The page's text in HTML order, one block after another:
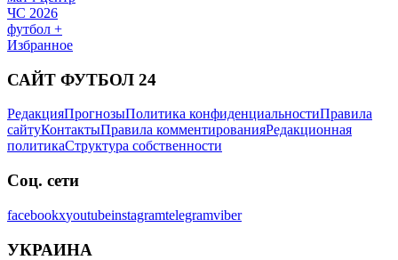
ЧС 2026
футбол +
Избранное
САЙТ ФУТБОЛ 24
РедакцияПрогнозыПолитика конфиденциальностиПравила
сайтуКонтактыПравила комментированияРедакционная
политикаСтруктура собственности
Соц. сети
facebookxyoutubeinstagramtelegramviber
УКРАИНА